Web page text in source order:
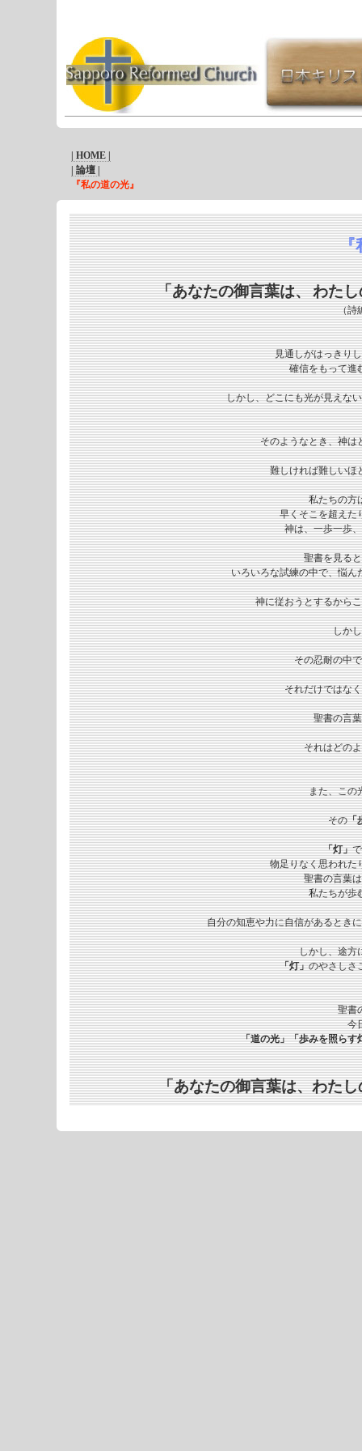
| HOME |
| 論壇 |
『私の道の光』
『
「あなたの御言葉は、わた
（詩
見通しがはっきりし
確信をもって進
しかし、どこにも光が見えな
そのようなとき、神は
難しければ難しいほ
私たちの方
早くそこを超えた
神は、一歩一歩
聖書を見る
いろいろな試練の中で、悩ん
神に従おうとするから
しか
その忍耐の中
それだけではな
聖書の言
それはどの
また、この
その「
「灯」
物足りなく思われた
聖書の言葉
私たちが歩
自分の知恵や力に自信があるとき
しかし、途方
「灯」のやさしさ
聖書の
今
「道の光」「歩みを照らす
「あなたの御言葉は、わた